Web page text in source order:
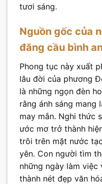
tươi sáng.
Nguồn gốc của
đăng cầu bình
Phong tục này xuất
lâu đời của phương
là những ngọn đèn
rằng ánh sáng mang
may mắn. Nghi thức
ước mơ trở thành
trôi trên mặt nước
yên. Con người tìm
những ngày làm việc
thành nét đẹp văn